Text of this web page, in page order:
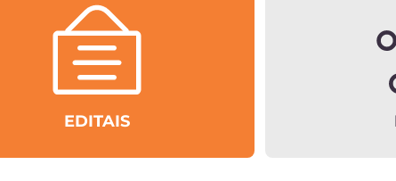
EDITAIS